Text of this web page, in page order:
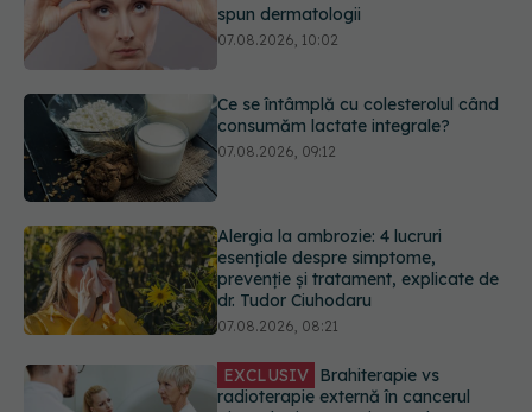
Ce se întâmplă cu colesterolul când
consumăm lactate integrale?
Alergia la ambrozie: 4 lucruri
esențiale despre simptome,
07.08.2026, 08:21
EXCLUSIV Brahiterapie vs
radioterapie externă în cancerul
ginecologic. Dr. Sorin Bogdan
cum acționează tratamentul
06.08.2026, 22:49